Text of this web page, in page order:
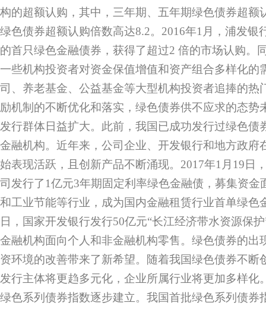
构的超额认购，其中，三年期、五年期绿色债券超额
绿色债券超额认购倍数高达8.2。2016年1月，浦发银
的首只绿色金融债券，获得了超过2 倍的市场认购。
一些机构投资者对资金保值增值和资产组合多样化的
司、养老基金、公益基金等大型机构投资者追捧的热
励机制的不断优化和落实，绿色债券供不应求的态势
发行群体日益扩大。此前，我国已成功发行过绿色债
金融机构。近年来，公司企业、开发银行和地方政府
始表现活跃，且创新产品不断涌现。2017年1月19日
司发行了1亿元3年期固定利率绿色金融债，募集资金
和工业节能等行业，成为国内金融租赁行业首单绿色
日，国家开发银行发行50亿元“长江经济带水资源保
金融机构面向个人和非金融机构零售。绿色债券的出
资环境的改善带来了新希望。随着我国绿色债券不断
发行主体将更趋多元化，企业所属行业将更加多样化
绿色系列债券指数逐步建立。我国首批绿色系列债券